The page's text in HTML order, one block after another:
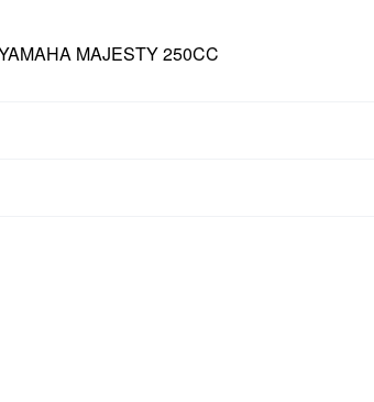
MAJESTY 250CC